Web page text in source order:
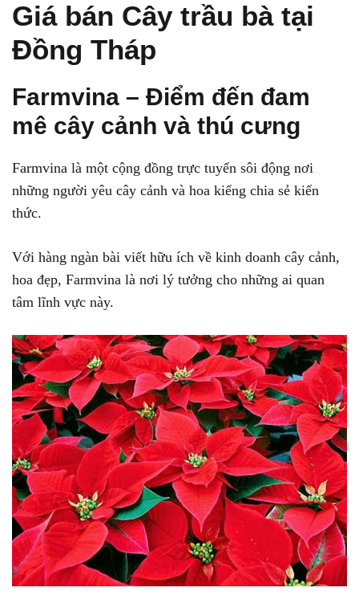
Giá bán Cây trầu bà tại
Đồng Tháp
Farmvina – Điểm đến đam
mê cây cảnh và thú cưng
Farmvina là một cộng đồng trực tuyến sôi động nơi
những người yêu cây cảnh và hoa kiểng chia sẻ kiến
thức.
Với hàng ngàn bài viết hữu ích về kinh doanh cây cảnh,
hoa đẹp, Farmvina là nơi lý tưởng cho những ai quan
tâm lĩnh vực này.